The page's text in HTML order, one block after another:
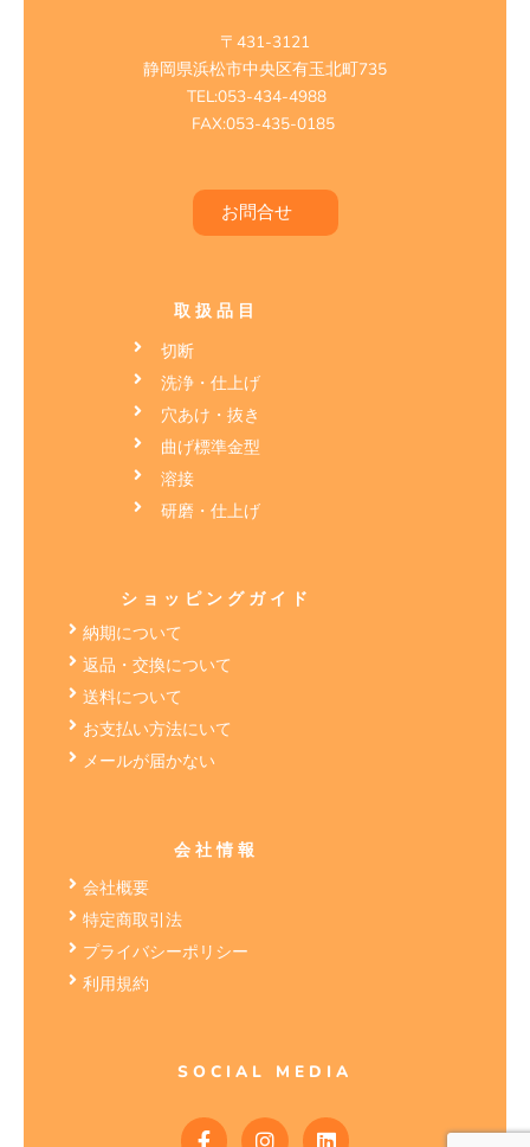
〒431-3121
静岡県浜松市中央区有玉北町735
TEL:053-434-4988
FAX:053-435-0185
お問合せ
取扱品目
切断
洗浄・仕上げ
穴あけ・抜き
曲げ標準金型
溶接
研磨・仕上げ
ショッピングガイド
納期について
返品・交換について
送料について
お支払い方法にいて
メールが届かない
会社情報
会社概要
特定商取引法
プライバシーポリシー
利用規約
SOCIAL MEDIA
F
I
L